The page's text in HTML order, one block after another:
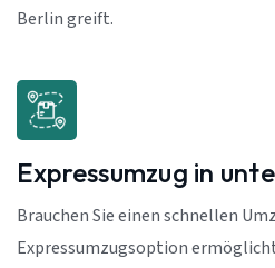
Berlin greift.
Expressumzug in
Brauchen Sie einen schnellen
Expressumzugsoption